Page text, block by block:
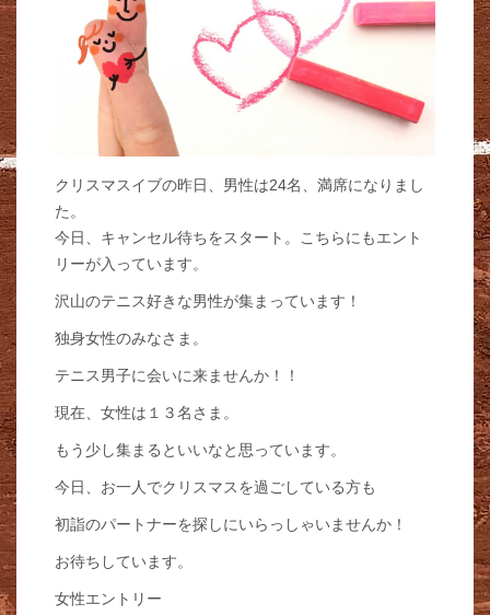
クリスマスイブの昨日、男性は24名、満席になりまし
た。
今日、キャンセル待ちをスタート。こちらにもエント
リーが入っています。
沢山のテニス好きな男性が集まっています！
独身女性のみなさま。
テニス男子に会いに来ませんか！！
現在、女性は１３名さま。
もう少し集まるといいなと思っています。
今日、お一人でクリスマスを過ごしている方も
初詣のパートナーを探しにいらっしゃいませんか！
お待ちしています。
女性エントリー